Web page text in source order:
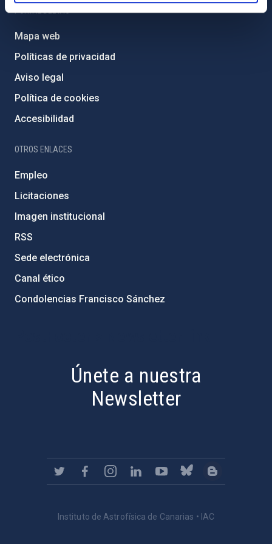
PORTAL DEL IAC
Mapa web
Políticas de privacidad
Aviso legal
Política de cookies
Accesibilidad
OTROS ENLACES
Empleo
Licitaciones
Imagen institucional
RSS
Sede electrónica
Canal ético
Condolencias Francisco Sánchez
Únete a nuestra
Newsletter
Instituto de Astrofísica de Canarias • IAC